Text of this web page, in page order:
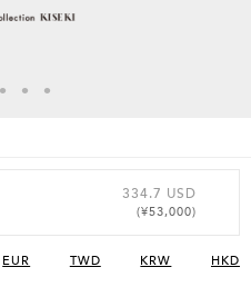
334.7 USD
(¥53,000)
EUR TWD KRW HKD